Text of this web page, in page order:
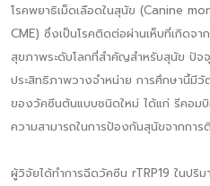
โรคพยาธิเม็ดเลือดในสุนัข (Canine
CME) ซึ่งเป็นโรคติดต่อผ่านเห็บที่เกิดจา
สุขภาพระดับโลกที่สำคัญสำหรับสุนัข ปั
ประสิทธิภาพวางจำหน่าย การศึกษานี้มีวั
ของวัคซีนต้นแบบชนิดใหม่ ได้แก่ รีคอมบิ
ความสามารถในการป้องกันสุนัขจากการ
ผู้วิจัยได้ทำการฉีดวัคซีน rTRP19 ในป